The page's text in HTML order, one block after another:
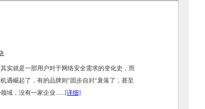
就是一部用户对于网络安全需求的变化史，而
遇崛起了，有的品牌则“固步自封”衰落了，甚至
域，没有一家企业……[详细]